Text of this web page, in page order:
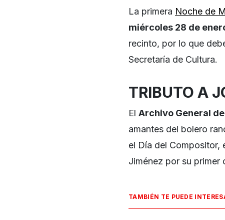
La primera Noche de
miércoles 28 de
recinto, por lo que
Secretaría de Cultura.
TRIBUTO A
El Archivo General
amantes del bolero
el Día del Compositor,
Jiménez por su primer
TAMBIÉN TE PUEDE